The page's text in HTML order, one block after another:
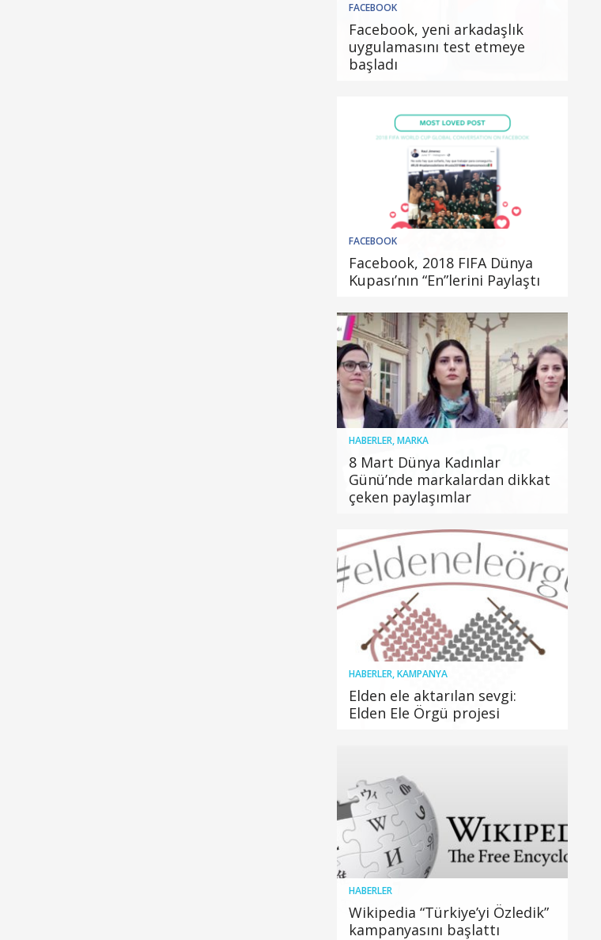
FACEBOOK
Facebook, yeni arkadaşlık
uygulamasını test etmeye
başladı
FACEBOOK
Facebook, 2018 FIFA Dünya
Kupası’nın “En”lerini Paylaştı
HABERLER,MARKA
8 Mart Dünya Kadınlar
Günü’nde markalardan dikkat
çeken paylaşımlar
HABERLER,KAMPANYA
Elden ele aktarılan sevgi:
Elden Ele Örgü projesi
HABERLER
Wikipedia “Türkiye’yi Özledik”
kampanyasını başlattı